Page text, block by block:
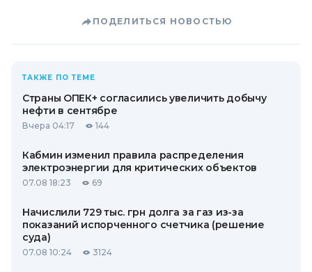
ПОДЕЛИТЬСЯ НОВОСТЬЮ
ТАКЖЕ ПО ТЕМЕ
Страны ОПЕК+ согласились увеличить добычу
нефти в сентябре
Вчера 04:17 144
Кабмин изменил правила распределения
электроэнергии для критических объектов
07.08 18:23 69
Начислили 729 тыс. грн долга за газ из-за
показаний испорченного счетчика (решение
суда)
07.08 10:24 3124